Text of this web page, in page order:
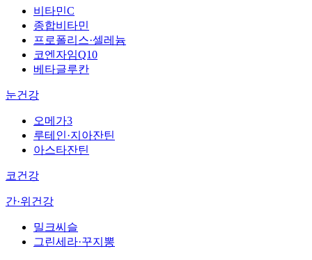
비타민C
종합비타민
프로폴리스·셀레늄
코엔자임Q10
베타글루칸
눈건강
오메가3
루테인·지아잔틴
아스타잔틴
코건강
간·위건강
밀크씨슬
그린세라·꾸지뽕